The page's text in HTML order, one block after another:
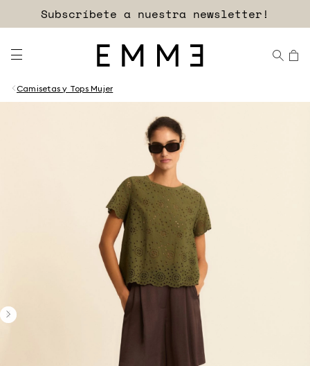
Subscríbete a nuestra newsletter!
Camisetas y Tops Mujer